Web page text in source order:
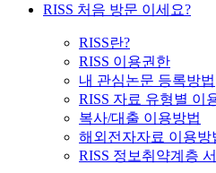
RISS 처음 방문 이세요?
RISS란?
RISS 이용권한
내 관심논문 등록방법
RISS 자료 유형별 이
복사/대출 이용방법
해외전자자료 이용방
RISS 정보취약계층